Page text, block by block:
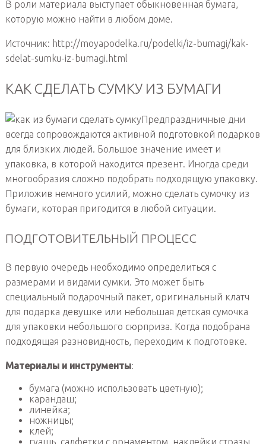
В роли материала выступает обыкновенная бумага,
которую можно найти в любом доме.
Источник: http://moyapodelka.ru/podelki/iz-bumagi/kak-
sdelat-sumku-iz-bumagi.html
КАК СДЕЛАТЬ СУМКУ ИЗ БУМАГИ
Предпраздничные дни
всегда сопровождаются активной подготовкой подарков
для близких людей. Большое значение имеет и
упаковка, в которой находится презент. Иногда среди
многообразия сложно подобрать подходящую упаковку.
Приложив немного усилий, можно сделать сумочку из
бумаги, которая пригодится в любой ситуации.
ПОДГОТОВИТЕЛЬНЫЙ ПРОЦЕСС
В первую очередь необходимо определиться с
размерами и видами сумки. Это может быть
специальный подарочный пакет, оригинальный клатч
для подарка девушке или небольшая детская сумочка
для упаковки небольшого сюрприза. Когда подобрана
подходящая разновидность, переходим к подготовке.
Материалы и инструменты:
бумага (можно использовать цветную);
карандаш;
линейка;
ножницы;
клей;
гуашь, салфетки с орнаментом, наклейки стразы